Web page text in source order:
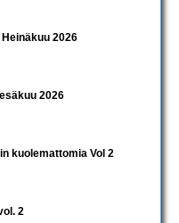
2026
2026
kuolemattomia Vol 2
2